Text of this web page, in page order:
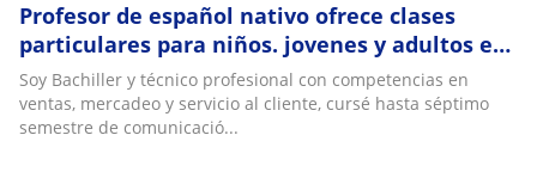
Profesor de español nativo ofrece clases
particulares para niños. jovenes y adultos en
Cartagena
Soy Bachiller y técnico profesional con competencias en
ventas, mercadeo y servicio al cliente, cursé hasta séptimo
semestre de comunicació...